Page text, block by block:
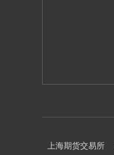
上海期货交易所